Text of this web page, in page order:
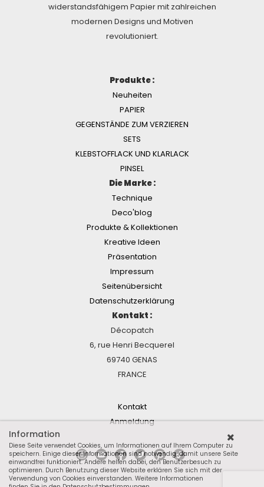
widerstandsfähigem Papier mit zahlreichen
modernen Designs und Motiven
revolutioniert.
Produkte :
Neuheiten
PAPIER
GEGENSTÄNDE ZUM VERZIEREN
SETS
KLEBSTOFFLACK UND KLARLACK
PINSEL
Die Marke :
Technique
Deco'blog
Produkte & Kollektionen
Kreative Ideen
Präsentation
Impressum
Seitenübersicht
Datenschutzerklärung
Kontakt :
Décopatch
6, rue Henri Becquerel
69740 GENAS
FRANCE
Kontakt
Anmeldung
Information
Diese Seite verwendet Cookies, um Informationen auf Ihrem Computer zu
speichern. Einige dieser Informationen sind notwendig, damit unsere Seite
einwandfrei funktioniert. Andere helfen dabei, den Benutzerbesuch zu
optimieren. Durch Benutzung dieser Website erklären Sie sich mit der
Verwendung von Cookies einverstanden. Weitere Informationen